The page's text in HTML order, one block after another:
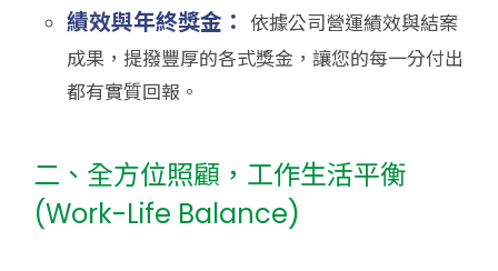
績效與年終獎金： 依據公司營運績效與結案
成果，提撥豐厚的各式獎金，讓您的每一分付出
都有實質回報。
二、全方位照顧，工作生活平衡
(Work-Life Balance)